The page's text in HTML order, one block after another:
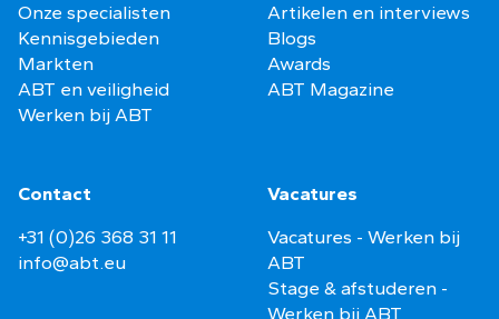
Onze specialisten
Kennisgebieden
Markten
ABT en veiligheid
Werken bij ABT
Artikelen en interviews
Blogs
Awards
ABT Magazine
Contact
+31 (0)26 368 31 11
info@abt.eu
Vacatures
Vacatures - Werken bij
ABT
Stage & afstuderen -
Werken bij ABT